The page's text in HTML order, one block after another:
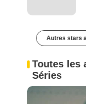
Autres stars
Toutes les
Séries